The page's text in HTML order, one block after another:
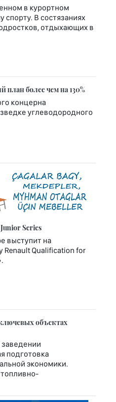
в курортном
В состязаниях
отдыхающих в
более чем на 130%
концерна
углеводородного
Series
выступит на
Qualification for
объектах
подготовка
экономики.